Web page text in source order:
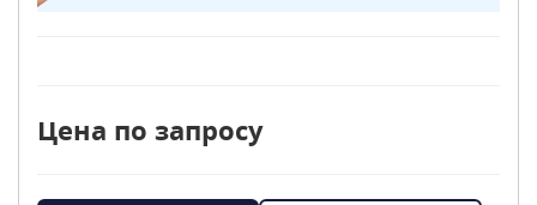
Цена по запросу